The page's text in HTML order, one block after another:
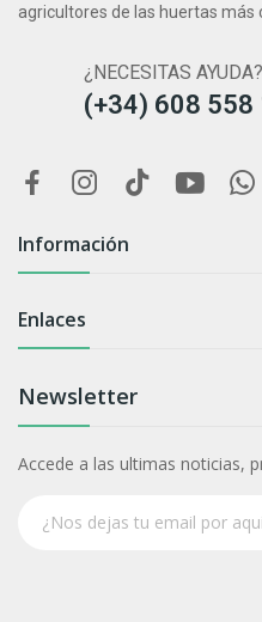
agricultores de las huertas más
¿NECESITAS AYUDA?
(+34) 608 558
Información
Enlaces
Newsletter
Accede a las ultimas noticias,